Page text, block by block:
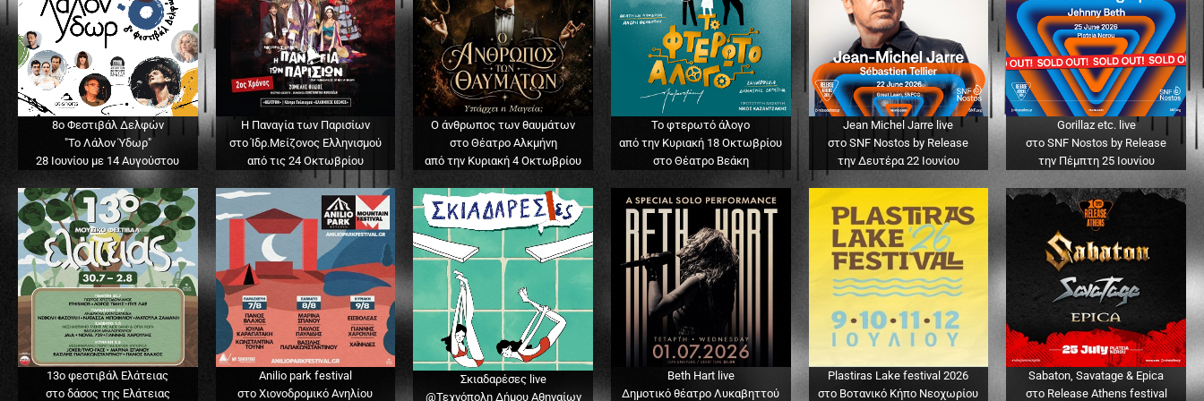
8ο Φεστιβάλ Δελφών
"Το Λάλον Ύδωρ"
28 Ιουνίου με 14 Αυγούστου
Η Παναγία των Παρισίων
στο Ίδρ.Μείζονος Ελληνισμού
από τις 24 Οκτωβρίου
Ο άνθρωπος των θαυμάτων
στο Θέατρο Αλκμήνη
από την Κυριακή 4 Οκτωβρίου
Το φτερωτό άλογο
από την Κυριακή 18 Οκτωβρίου
στο Θέατρο Βεάκη
Jean Michel Jarre live
στο SNF Nostos by Release
την Δευτέρα 22 Ιουνίου
Gorillaz etc. live
στο SNF Nostos by Release
την Πέμπτη 25 Ιουνίου
13o φεστιβάλ Ελάτειας
στο δάσος της Ελάτειας
Anilio park festival
στο Χιονοδρομικό Ανηλίου
Σκιαδαρέσες live
@Τεχνόπολη Δήμου Αθηναίων
Beth Hart live
Δημοτικό θέατρο Λυκαβηττού
Plastiras Lake festival 2026
στο Βοτανικό Κήπο Νεοχωρίου
Sabaton, Savatage & Epica
στο Release Athens festival